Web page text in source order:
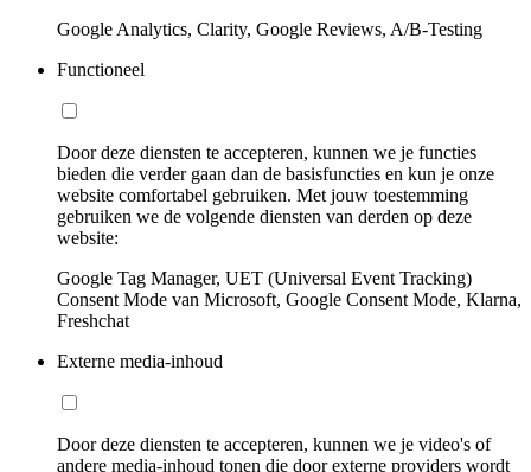
Google Analytics, Clarity, Google Reviews, A/B-Testing
Functioneel
Door deze diensten te accepteren, kunnen we je functies
bieden die verder gaan dan de basisfuncties en kun je onze
website comfortabel gebruiken. Met jouw toestemming
gebruiken we de volgende diensten van derden op deze
website:
Google Tag Manager, UET (Universal Event Tracking)
Consent Mode van Microsoft, Google Consent Mode, Klarna,
Freshchat
Externe media-inhoud
Door deze diensten te accepteren, kunnen we je video's of
andere media-inhoud tonen die door externe providers wordt